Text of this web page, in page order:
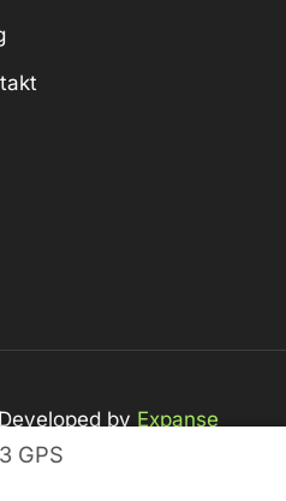
GPS
by Expanse